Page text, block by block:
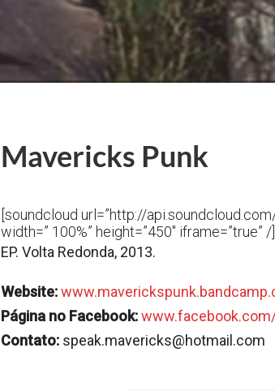
Mavericks Punk
[soundcloud url=”http://
width=” 100%” height=”450″ iframe=”true” /]
EP. Volta Redonda, 2013.
Website:
Página no Facebook:
Contato: speak.mavericks@hotmail.com